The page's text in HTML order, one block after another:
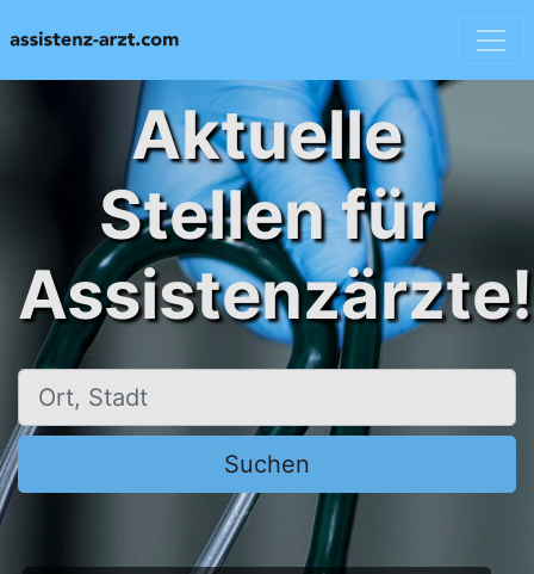
Aktuelle
Stellen für
Assistenzärzte!
Ort, Stadt
Suchen